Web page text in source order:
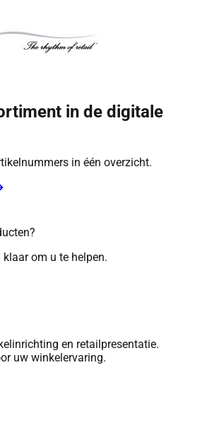
in de digitale
in één overzicht.
om u te helpen.
en retailpresentatie.
uw winkelervaring.